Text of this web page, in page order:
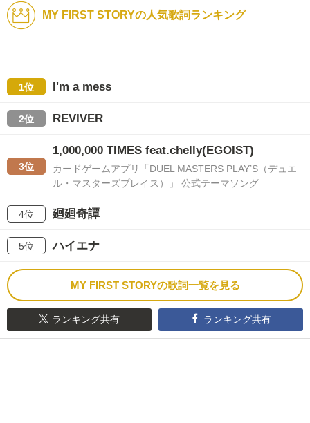
MY FIRST STORYの人気歌詞ランキング
1位 I'm a mess
2位 REVIVER
3位
1,000,000 TIMES feat.chelly(EGOIST)
カードゲームアプリ「DUEL MASTERS PLAY’S（デュエ
ル・マスターズプレイス）」 公式テーマソング
4位 廻廻奇譚
5位 ハイエナ
MY FIRST STORYの歌詞一覧を見る
ランキング共有 ランキング共有